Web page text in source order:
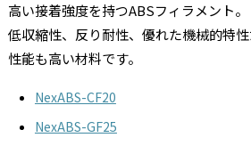
高い接着強度を持つABSフィラメント。
低収縮性、反り耐性、優れた機械的特
性能も高い材料です。
NexABS-CF20
NexABS-GF25